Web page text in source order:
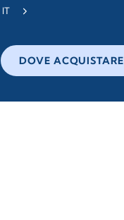
IT
DOVE ACQUISTARE